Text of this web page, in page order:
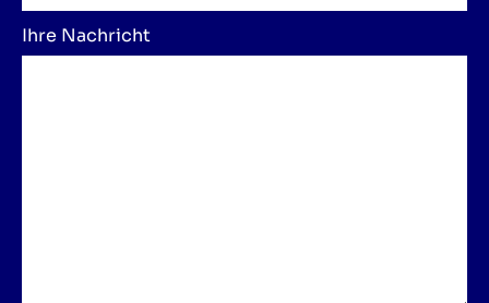
Ihre Nachricht